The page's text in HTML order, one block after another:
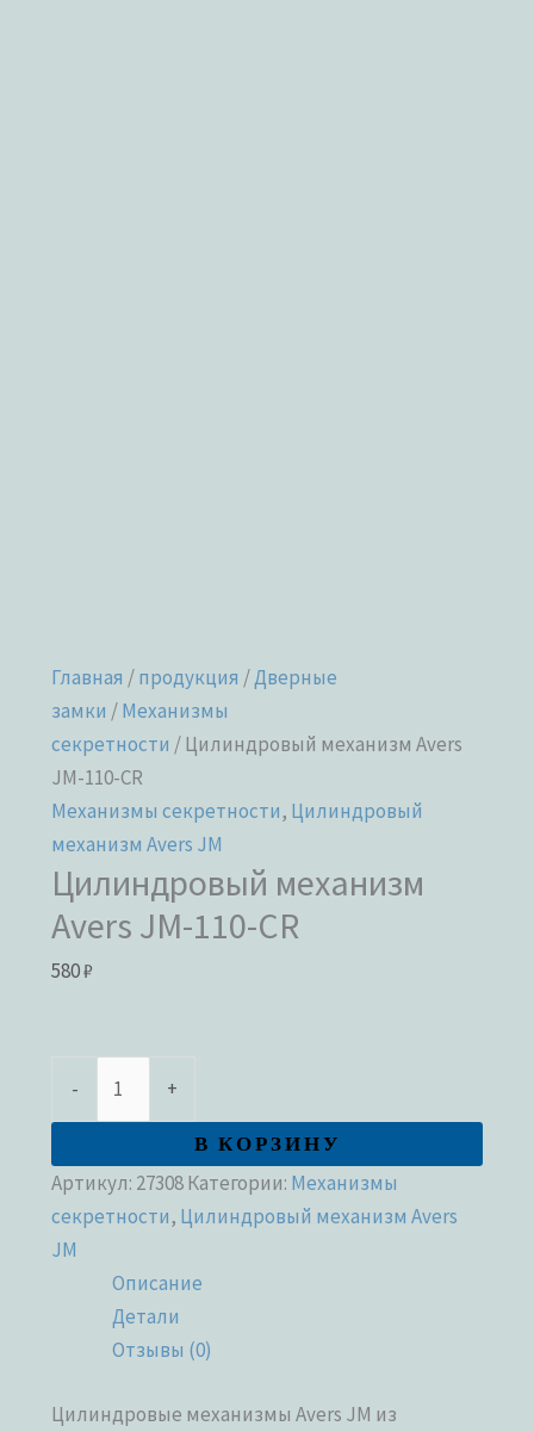
Главная /продукция /Дверные
замки /Механизмы
секретности / Цилиндровый механизм Avers
JM-110-CR
Механизмы секретности, Цилиндровый
механизм Avers JM
Цилиндровый механизм
Avers JM-110-CR
580₽
- +
В КОРЗИНУ
Артикул: 27308Категории: Механизмы
секретности, Цилиндровый механизм Avers
JM
Описание
Детали
Отзывы (0)
Цилиндровые механизмы Avers JM из